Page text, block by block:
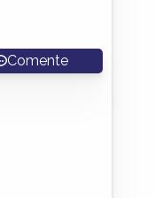
Comente